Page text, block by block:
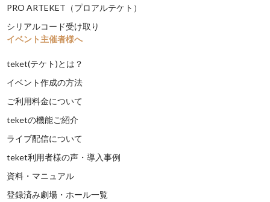
PRO ARTEKET（プロアルテケト）
シリアルコード受け取り
イベント主催者様へ
teket(テケト)とは？
イベント作成の方法
ご利用料金について
teketの機能ご紹介
ライブ配信について
teket利用者様の声・導入事例
資料・マニュアル
登録済み劇場・ホール一覧